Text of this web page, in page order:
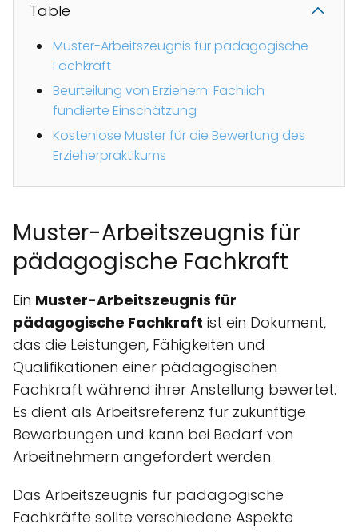
Table
Muster-Arbeitszeugnis für pädagogische
Fachkraft
Beurteilung von Erziehern: Fachlich
fundierte Einschätzung
Kostenlose Muster für die Bewertung des
Erzieherpraktikums
Muster-Arbeitszeugnis für
pädagogische Fachkraft
Ein Muster-Arbeitszeugnis für
pädagogische Fachkraft ist ein Dokument,
das die Leistungen, Fähigkeiten und
Qualifikationen einer pädagogischen
Fachkraft während ihrer Anstellung bewertet.
Es dient als Arbeitsreferenz für zukünftige
Bewerbungen und kann bei Bedarf von
Arbeitnehmern angefordert werden.
Das Arbeitszeugnis für pädagogische
Fachkräfte sollte verschiedene Aspekte